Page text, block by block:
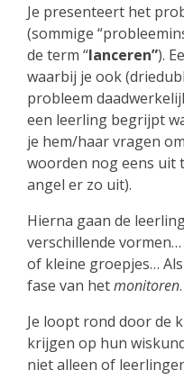
Je presenteert het
(sommige
de term “lanceren”).
waarbij je ook
probleem
een leerling begrijpt
je hem/haar vragen
woorden nog eens uit
angel er zo uit).
Hierna gaan de
verschillende
of kleine groepjes…
fase van hetmonitoren.
Je loopt rond door de
krijgen op hun
niet alleen of